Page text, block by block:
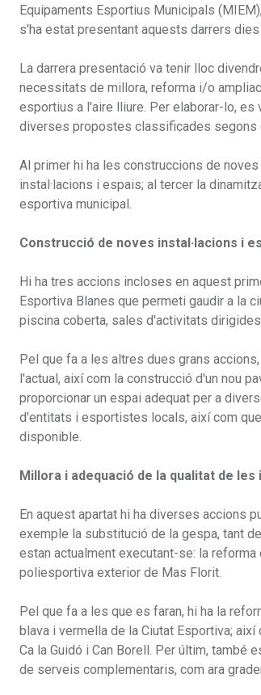
Equipaments Esportius Municipals
s'ha estat presentant aquests darrers
La darrera presentació va tenir lloc
necessitats de millora, reforma i/o
esportius a l'aire lliure. Per elaborar-lo, es
diverses propostes classificades segons
Al primer hi ha les construccions de
instal·lacions i espais; al tercer la
esportiva municipal.
Construcció de noves instal·lacions i
Hi ha tres accions incloses en aquest
Esportiva Blanes que permeti gaudir a la
piscina coberta, sales d'activitats
Pel que fa a les altres dues grans
l'actual, així com la construcció d'un nou
proporcionar un espai adequat per a
d'entitats i esportistes locals, així com
disponible.
Millora i adequació de la qualitat de les
En aquest apartat hi ha diverses accions
exemple la substitució de la gespa, tant
estan actualment executant-se: la
poliesportiva exterior de Mas Florit.
Pel que fa a les que es faran, hi ha la
blava i vermella de la Ciutat Esportiva;
Ca la Guidó i Can Borell. Per últim,
de serveis complementaris, com ara